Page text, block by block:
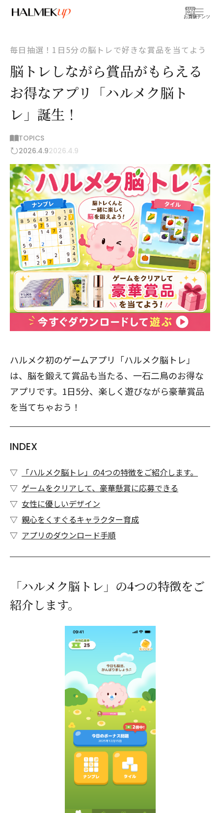
お買物
コンテンツ
毎日抽選！1日5分の脳トレで好きな賞品を当てよう
脳トレしながら賞品がもらえる
お得なアプリ「ハルメク脳ト
レ」誕生！
TOPICS
2026.4.92026.4.9
ハルメク初のゲームアプリ「ハルメク脳トレ」
は、脳を鍛えて賞品も当たる、一石二鳥のお得な
アプリです。1日5分、楽しく遊びながら豪華賞品
を当てちゃおう！
INDEX
「ハルメク脳トレ」の4つの特徴をご紹介します。
ゲームをクリアして、豪華懸賞に応募できる
女性に優しいデザイン
親心をくすぐるキャラクター育成
アプリのダウンロード手順
「ハルメク脳トレ」の4つの特徴をご
紹介します。